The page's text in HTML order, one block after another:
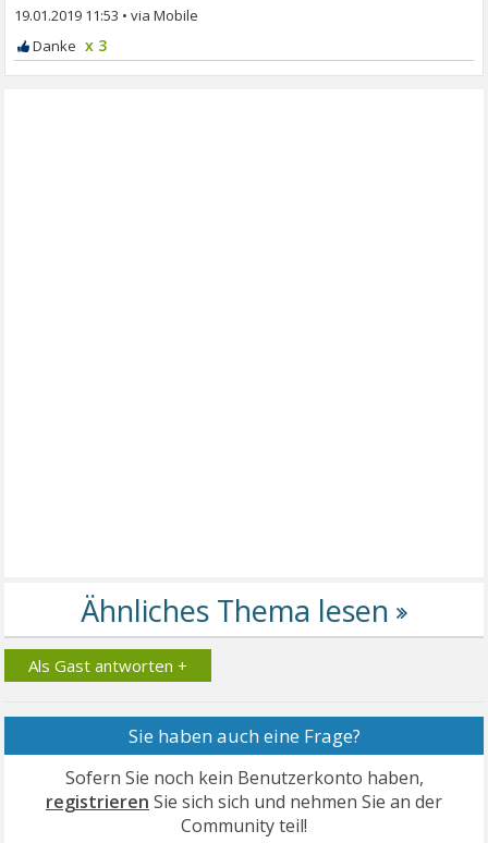
19.01.2019 11:53 •
x 3
Als Gast antworten +
Sie haben auch eine Frage?
Sofern Sie noch kein Benutzerkonto haben,
registrieren Sie sich sich und nehmen Sie an der
Community teil!